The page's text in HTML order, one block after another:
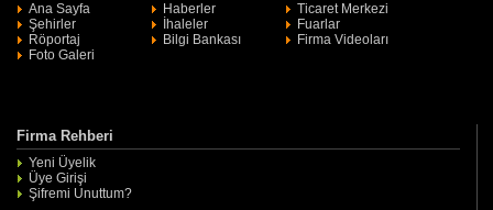
Ana Sayfa Haberler
Ticaret Merkezi
Şehirler
İhaleler
Fuarlar
Röportaj
Bilgi Bankası
Firma Videoları
Foto Galeri
Firma Rehberi
Yeni Üyelik
Üye Girişi
Şifremi Unuttum?